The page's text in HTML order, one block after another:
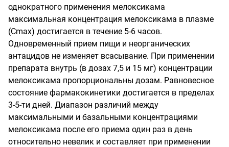
однократного применения мелоксикама
максимальная концентрация мелоксикама в плазме
(Сmах) достигается в течение 5-6 часов.
Одновременный прием пищи и неорганических
антацидов не изменяет всасывание. При применении
препарата внутрь (в дозах 7,5 и 15 мг) концентрации
мелоксикама пропорциональны дозам. Равновесное
состояние фармакокинетики достигается в пределах
3-5-ти дней. Диапазон различий между
максимальными и базальными концентрациями
мелоксикама после его приема один раз в день
относительно невелик и составляет при применении